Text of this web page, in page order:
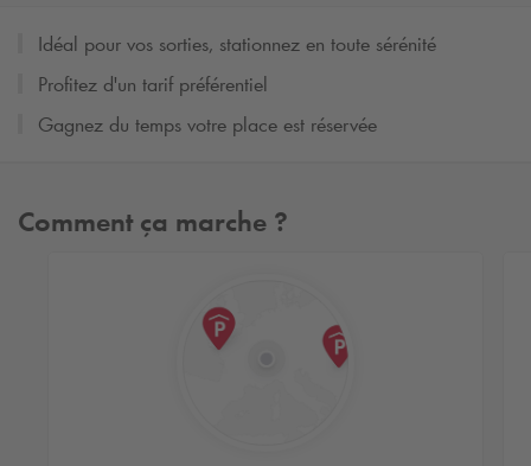
Idéal pour vos sorties, stationnez en toute sérénité
Profitez d'un tarif préférentiel
Gagnez du temps votre place est réservée
Comment ça marche ?